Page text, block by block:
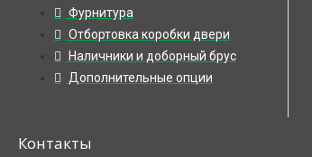
Фурнитура
Отбортовка коробки двери
Наличники и доборный брус
Дополнительные опции
Контакты